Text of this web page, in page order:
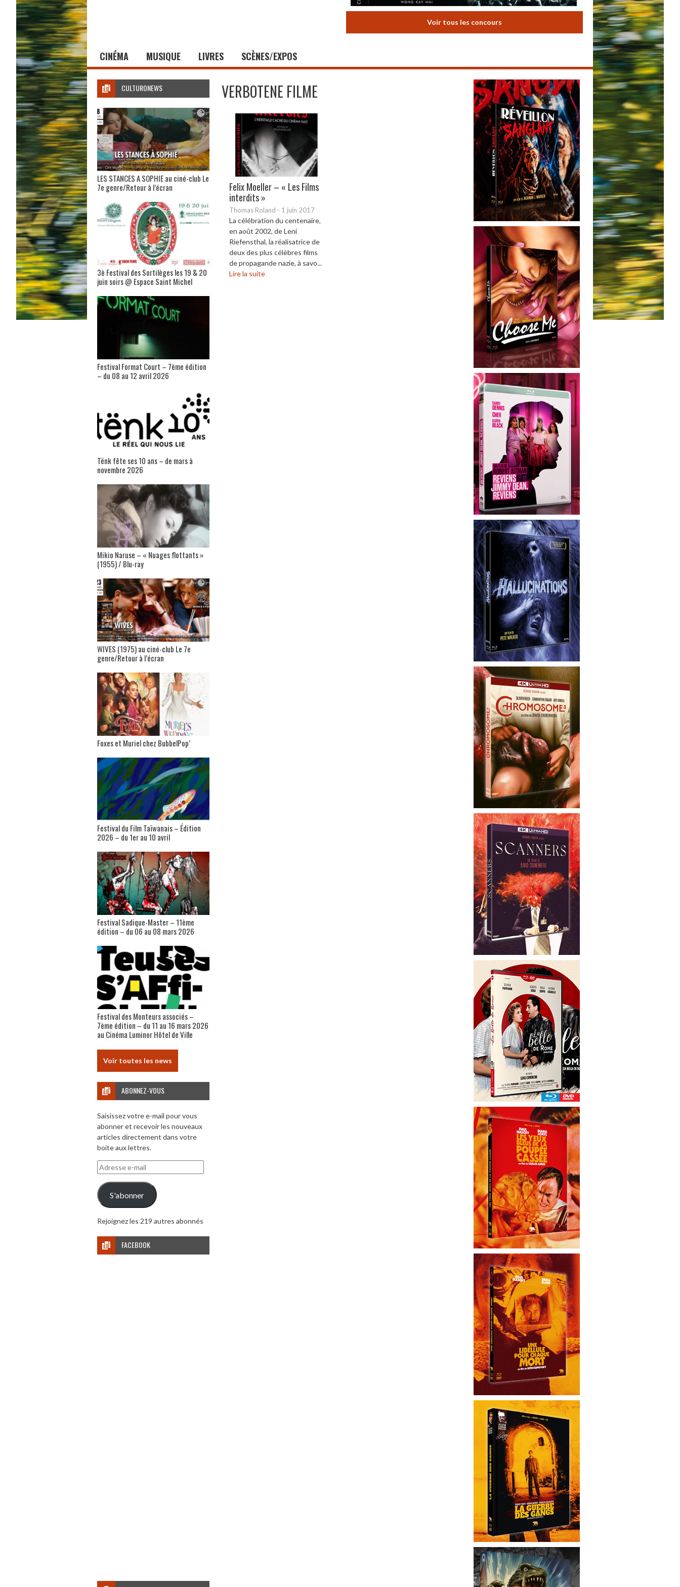
Voir tous les concours
CINÉMA MUSIQUE LIVRES SCÈNES/EXPOS
VERBOTENE FILME
Felix Moeller – « Les Films
interdits »
Thomas Roland - 1 juin 2017
La célébration du centenaire,
en août 2002, de Leni
Riefensthal, la réalisatrice de
deux des plus célèbres films
de propagande nazie, à savo...
Lire la suite
CULTURONEWS
LES STANCES A SOPHIE au ciné-club Le
7e genre/Retour à l’écran
3è Festival des Sortilèges les 19 & 20
juin soirs @ Espace Saint Michel
Festival Format Court – 7ème édition
– du 08 au 12 avril 2026
Tënk fête ses 10 ans – de mars à
novembre 2026
Mikio Naruse – « Nuages flottants »
(1955) / Blu-ray
WIVES (1975) au ciné-club Le 7e
genre/Retour à l’écran
Foxes et Muriel chez BubbelPop’
Festival du Film Taïwanais – Édition
2026 – du 1er au 10 avril
Festival Sadique-Master – 11ème
édition – du 06 au 08 mars 2026
Festival des Monteurs associés –
7ème édition – du 11 au 16 mars 2026
au Cinéma Luminor Hôtel de Ville
Voir toutes les news
ABONNEZ-VOUS
Saisissez votre e-mail pour vous
abonner et recevoir les nouveaux
articles directement dans votre
boite aux lettres.
Adresse
e-
mail
S'abonner
Rejoignez les 219 autres abonnés
FACEBOOK